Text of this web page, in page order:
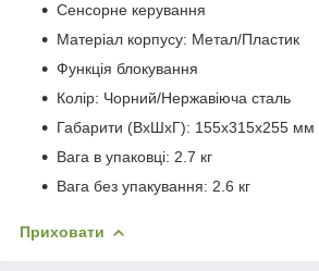
Сенсорне керування
Матеріал корпусу: Метал/Пластик
Функція блокування
Колір: Чорний/Нержавіюча сталь
Габарити (ВхШхГ): 155x315x255 мм
Вага в упаковці: 2.7 кг
Вага без упакування: 2.6 кг
Приховати